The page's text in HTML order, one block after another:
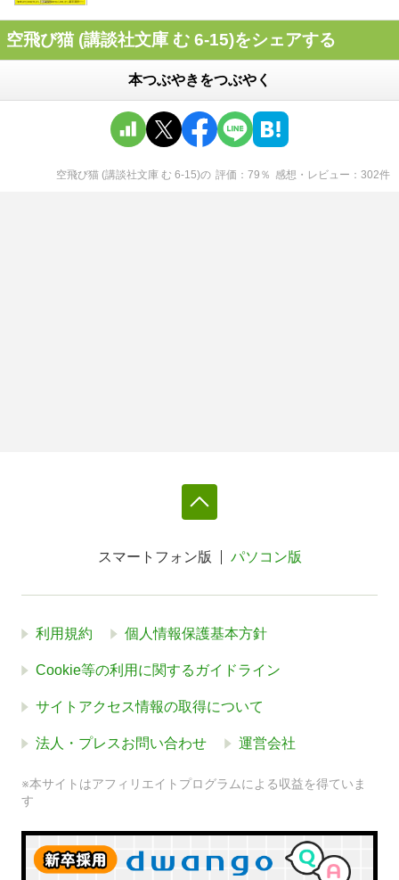
空飛び猫 (講談社文庫 む 6-15)をシェアする
本つぶやきをつぶやく
空飛び猫 (講談社文庫 む 6-15)の 評価 79 ％ 感想・レビュー 302件
スマートフォン版 パソコン版
利用規約 個人情報保護基本方針
Cookie等の利用に関するガイドライン
サイトアクセス情報の取得について
法人・プレスお問い合わせ 運営会社
※本サイトはアフィリエイトプログラムによる収益を得ていま
す